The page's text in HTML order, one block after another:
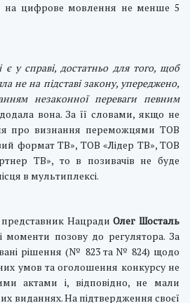
на цифрове мовлення не менше 5
є у справі, достатньо для того, щоб
не на підставі закону, упереджено,
незаконної переваги певним
вона. За її словами, якщо не
про визнання переможцями ТОВ
формат ТВ», ТОВ «Лідер ТВ», ТОВ
ТВ», то в позивачів не буде
в мультиплексі.
представник НацрадиОлег Шосталь
моменти позову до регулятора. За
рішення (№ 823 та № 824) щодо
умов та оголошення конкурсу не
актами і, відповідно, не мали
виданнях. На підтвердження своєї